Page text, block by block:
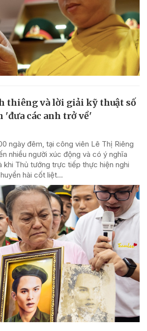
thiêng và lời giải kỹ thuật số
các anh trở về'
ngày đêm, tại công viên Lê Thị Riêng
nhiều người xúc động và có ý nghĩa
khi Thủ tướng trực tiếp thực hiện nghi
hài cốt liệt...